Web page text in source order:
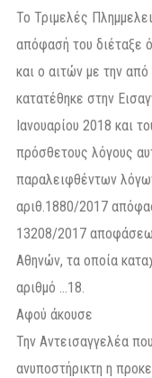
Το Τριμελές
απόφασή του διέταξε
και o αιτών με την
κατατέθηκε στην
Ιανουαρίου 2018 και
πρόσθετους λόγους
παραλειφθέντων
αριθ.1880/2017
13208/2017
Αθηνών, τα οποία
αριθμό …18.
Αφού άκουσε
Την Αντεισαγγελέα
ανυποστήρικτη η